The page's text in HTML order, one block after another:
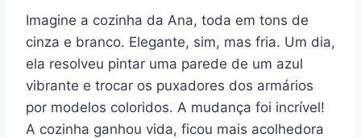
Imagine a cozinha da Ana, toda em tons de
cinza e branco. Elegante, sim, mas fria. Um dia,
ela resolveu pintar uma parede de um azul
vibrante e trocar os puxadores dos armários
por modelos coloridos. A mudança foi incrível!
A cozinha ganhou vida, ficou mais acolhedora